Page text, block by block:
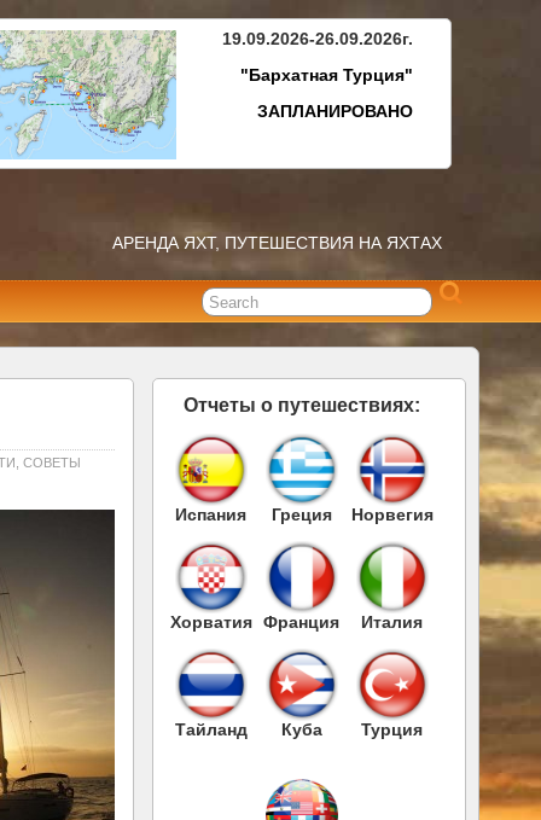
19.09.2026-26.09.2026г.
"Бархатная Турция"
ЗАПЛАНИРОВАНО
АРЕНДА ЯХТ, ПУТЕШЕСТВИЯ НА ЯХТАХ
,СОВЕТЫ
Отчеты о путешествиях:
Испания Греция Норвегия
Хорватия Франция Италия
Тайланд Куба Турция